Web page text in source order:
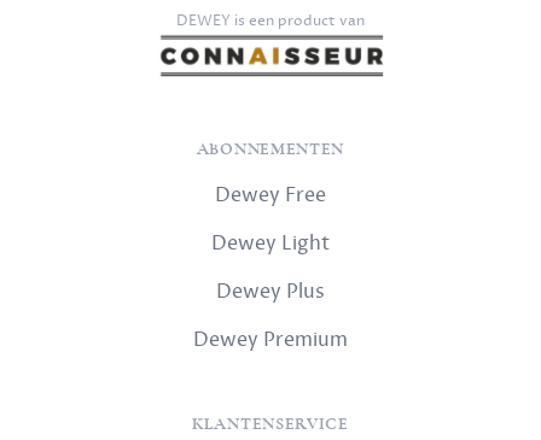
DEWEY is een product van
ABONNEMENTEN
Dewey Free
Dewey Light
Dewey Plus
Dewey Premium
KLANTENSERVICE